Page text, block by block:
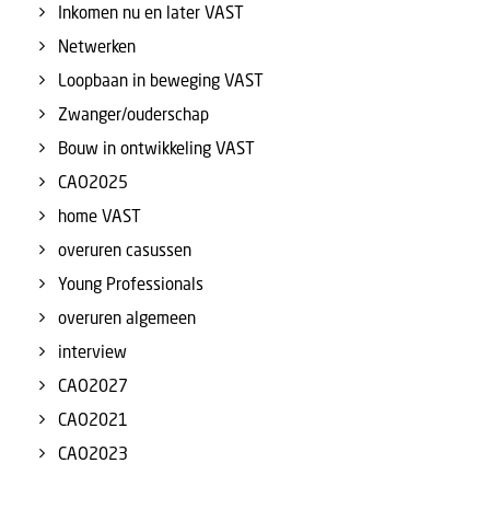
Inkomen nu en later VAST
Netwerken
Loopbaan in beweging VAST
Zwanger/ouderschap
Bouw in ontwikkeling VAST
CAO2025
home VAST
overuren casussen
Young Professionals
overuren algemeen
interview
CAO2027
CAO2021
CAO2023